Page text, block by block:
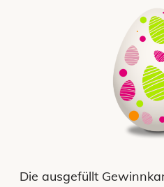
Die ausgefüllt